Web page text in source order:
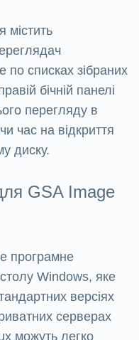
містить
по списках зібраних
бічній панелі
перегляду в
час на відкриття
диску.
GSA Image
програмне
Windows, яке
версіях
серверах
можуть легко